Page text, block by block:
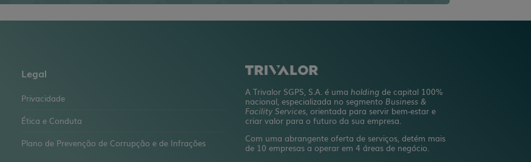
Legal
Privacidade
Ética e Conduta
Plano de Prevenção de Corrupção e de Infrações
A Trivalor SGPS, S.A. é uma holdingde capital 100%
nacional, especializada no segmento Business &
Facility Services, orientada para servir bem-estar e
criar valor para o futuro da sua empresa.
Com uma abrangente oferta de serviços, detém mais
de 10 empresas a operar em 4 áreas de negócio.